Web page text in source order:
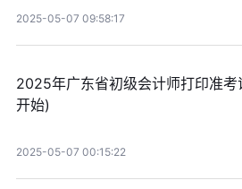
2025-05-07 09:58:17
2025年广东省初级会计师打印准考
开始)
2025-05-07 00:15:22